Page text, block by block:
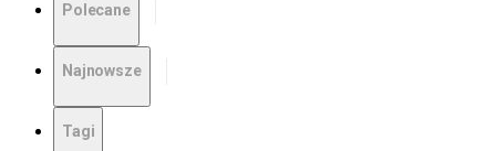
Polecane
Najnowsze
Tagi